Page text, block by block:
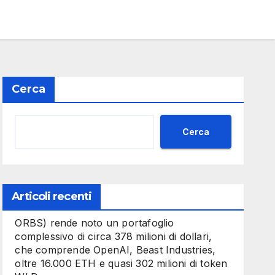
Cerca
Cerca
Articoli recenti
ORBS) rende noto un portafoglio
complessivo di circa 378 milioni di dollari,
che comprende OpenAI, Beast Industries,
oltre 16.000 ETH e quasi 302 milioni di token